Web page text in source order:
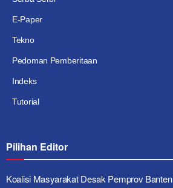
E-Paper
Tekno
Pedoman Pemberitaan
Indeks
Tutorial
Pilihan Editor
Koalisi Masyarakat Desak Pemprov Banten